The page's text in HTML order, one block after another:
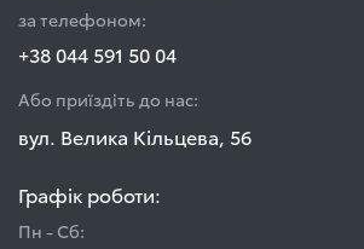
за телефоном:
+38 044 591 50 04
Або приїздіть до нас:
вул. Велика Кільцева, 56
Графік роботи:
Пн - Сб: